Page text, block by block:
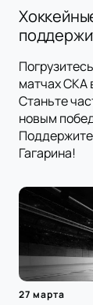
матчах СКА
Станьте
новым
Гагарина!
27 марта